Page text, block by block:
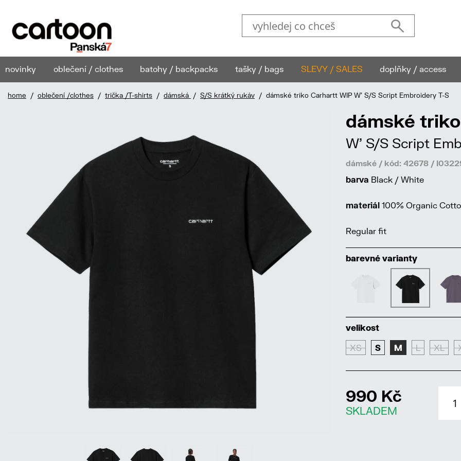
novinky oblečení / clothes batohy / backpacks tašky / bags SLEVY / SALES doplňky / access
home / oblečení /clothes / trička /T-shirts / dámská / S/S krátký rukáv / dámské triko Carhartt WIP W' S/S Script Embroidery T-S
dámské
W' S/S Script
dámské / kód: 42678 /
barva Black / White
materiál 100% Organic
Regular fit
barevné varianty
velikost
XS S M L XL
990 Kč
SKLADEM